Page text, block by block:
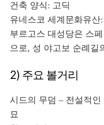
건축 양식: 고딕
유네스코 세계문화유산:
부르고스 대성당은 스
으로, 성 야고보 순례길
2) 주요 볼거리
시드의 무덤 – 전설적
묘